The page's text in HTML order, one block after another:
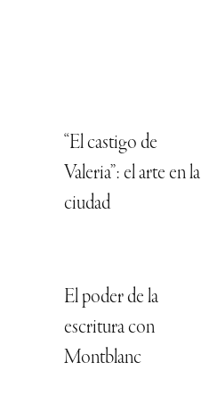
“El castigo de
Valeria”: el arte en la
ciudad
El poder de la
escritura con
Montblanc